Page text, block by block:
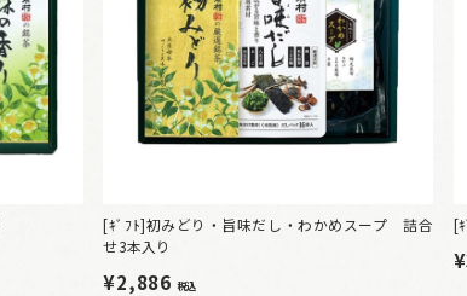
[ｷﾞﾌﾄ]初みどり・旨味だし・わかめスープ 詰合
せ3本入り
¥2,886 税込
[